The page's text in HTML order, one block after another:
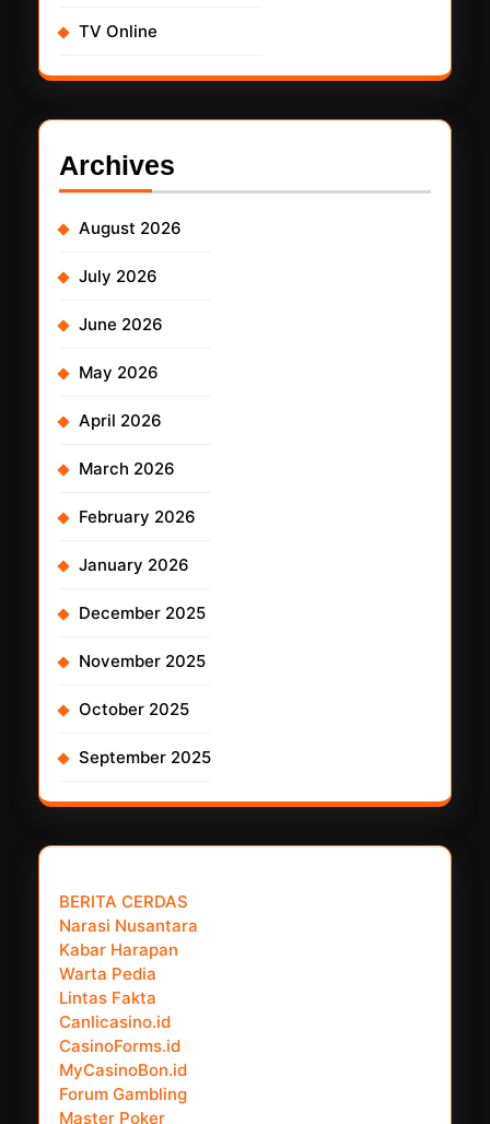
TV Online
Archives
August 2026
July 2026
June 2026
May 2026
April 2026
March 2026
February 2026
January 2026
December 2025
November 2025
October 2025
September 2025
BERITA CERDAS
Narasi Nusantara
Kabar Harapan
Warta Pedia
Lintas Fakta
Canlicasino.id
CasinoForms.id
MyCasinoBon.id
Forum Gambling
Master Poker